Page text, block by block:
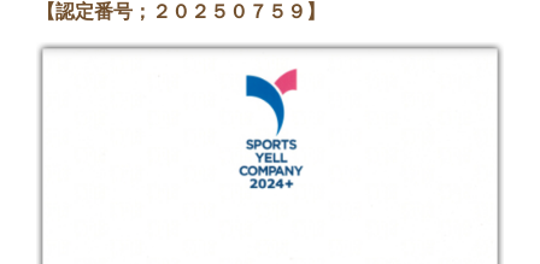
【認定番号；２０２５０７５９】